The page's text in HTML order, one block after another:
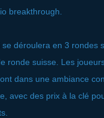
breakthrough.
se déroulera en 3 rondes
ronde suisse. Les
dans une ambiance
avec des prix à la clé